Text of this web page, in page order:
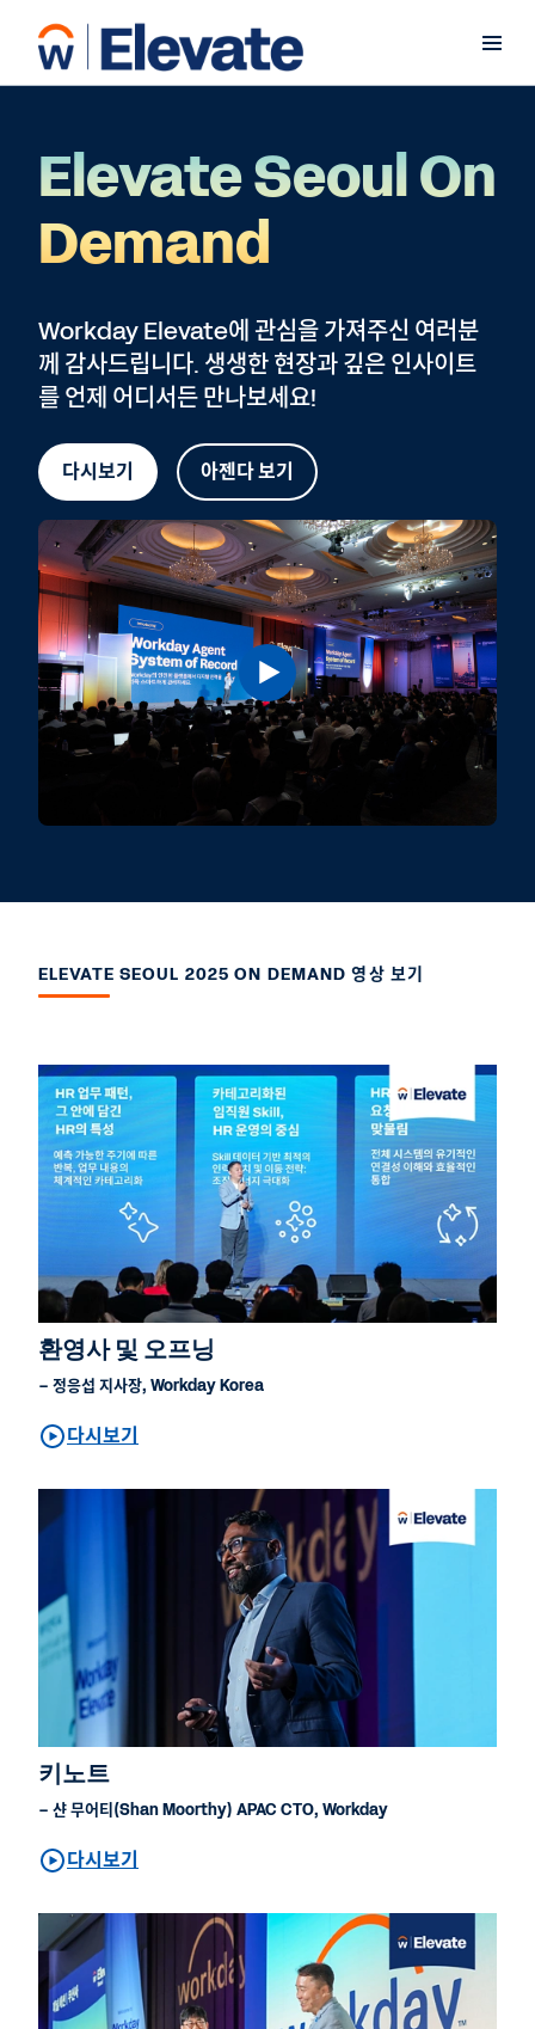
Elevate Seoul On
Demand
Workday Elevate에 관심을 가져주신 여러분
께 감사드립니다. 생생한 현장과 깊은 인사이트
를 언제 어디서든 만나보세요!
다시보기 아젠다 보기
ELEVATE SEOUL 2025 ON DEMAND 영상 보기
환영사 및 오프닝
– 정응섭 지사장, Workday Korea
다시보기
키노트
– 샨 무어티(Shan Moorthy) APAC CTO, Workday
다시보기